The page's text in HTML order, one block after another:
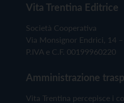
Vita Trentina Editrice
Società Cooperativa
Via Monsignor Endrici, 14
P.IVA e C.F. 00199960220
Amministrazione
Vita Trentina percepisce i